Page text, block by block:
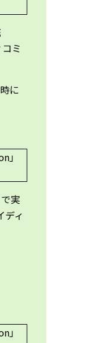
ミ
に
実
ディ